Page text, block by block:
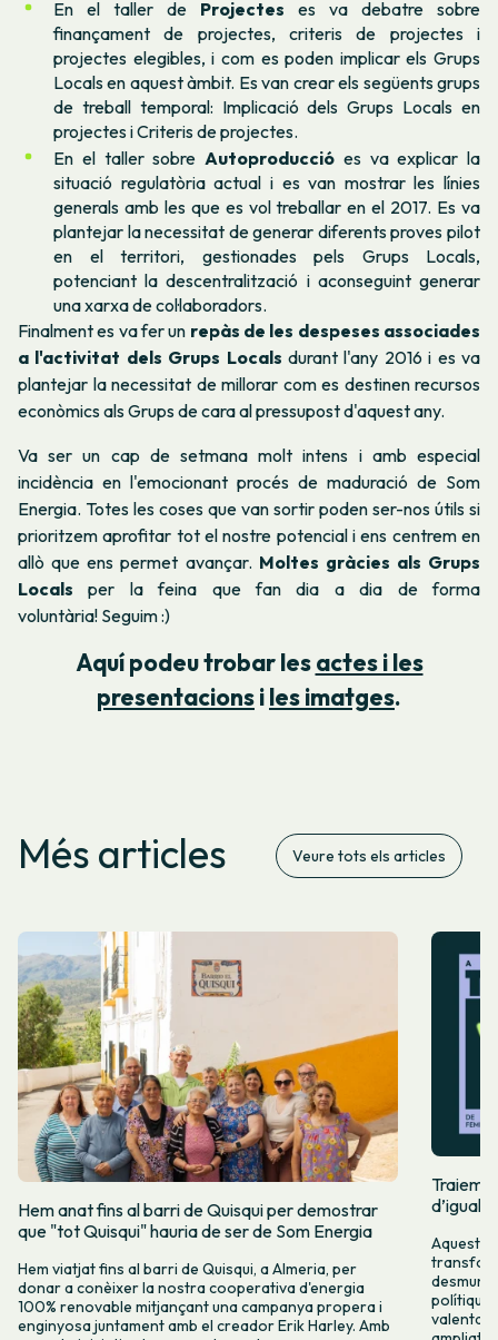
En el taller de Projectes es va debatre sobre
finançament de projectes, criteris de projectes i
projectes elegibles, i com es poden implicar els Grups
Locals en aquest àmbit. Es van crear els següents grups
de treball temporal: Implicació dels Grups Locals en
projectes i Criteris de projectes.
En el taller sobre Autoproducció es va explicar la
situació regulatòria actual i es van mostrar les línies
generals amb les que es vol treballar en el 2017. Es va
plantejar la necessitat de generar diferents proves pilot
en el territori, gestionades pels Grups Locals,
potenciant la descentralització i aconseguint generar
una xarxa de col·laboradors.
Finalment es va fer un repàs de les despeses associades
a l'activitat dels Grups Locals durant l'any 2016 i es va
plantejar la necessitat de millorar com es destinen recursos
econòmics als Grups de cara al pressupost d'aquest any.
Va ser un cap de setmana molt intens i amb especial
incidència en l'emocionant procés de maduració de Som
Energia. Totes les coses que van sortir poden ser-nos útils si
prioritzem aprofitar tot el nostre potencial i ens centrem en
allò que ens permet avançar. Moltes gràcies als Grups
Locals per la feina que fan dia a dia de forma
voluntària! Seguim :)
Aquí podeu trobar lesactes i les
presentacionsiles imatges.
Més articles Veure tots els articles
Hem anat fins al barri de Quisqui per demostrar
que "tot Quisqui" hauria de ser de Som Energia
Hem viatjat fins al barri de Quisqui, a Almeria, per
donar a conèixer la nostra cooperativa d'energia
100% renovable mitjançant una campanya propera i
enginyosa juntament amb el creador Erik Harley. Amb
Traiem
Aquest
valenta